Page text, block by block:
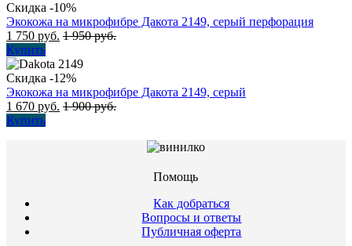
Скидка -10%
Экокожа на микрофибре Дакота 2149, серый перфорация
1 750 руб. 1 950руб.
Купить
Скидка -12%
Экокожа на микрофибре Дакота 2149, серый
1 670 руб. 1 900руб.
Купить
Помощь
Как добраться
Вопросы и ответы
Публичная оферта